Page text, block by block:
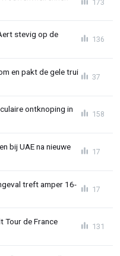
173
stevig op de
136
en pakt de gele trui
37
ontknoping in
158
bij UAE na nieuwe
17
treft amper 16-
17
Tour de France
131